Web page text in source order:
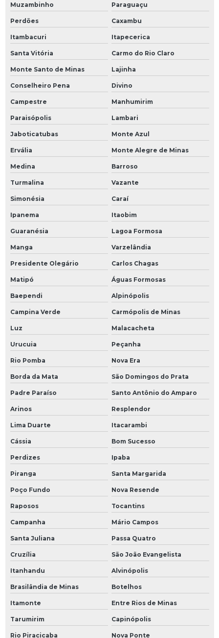
Muzambinho Paraguaçu
Perdões Caxambu
Itambacuri Itapecerica
Santa Vitória Carmo do Rio Claro
Monte Santo de Minas Lajinha
Conselheiro Pena Divino
Campestre Manhumirim
Paraisópolis Lambari
Jaboticatubas Monte Azul
Ervália Monte Alegre de Minas
Medina Barroso
Turmalina Vazante
Simonésia Caraí
Ipanema Itaobim
Guaranésia Lagoa Formosa
Manga Varzelândia
Presidente Olegário Carlos Chagas
Matipó Águas Formosas
Baependi Alpinópolis
Campina Verde Carmópolis de Minas
Luz Malacacheta
Urucuia Peçanha
Rio Pomba Nova Era
Borda da Mata São Domingos do Prata
Padre Paraíso Santo Antônio do Amparo
Arinos Resplendor
Lima Duarte Itacarambi
Cássia Bom Sucesso
Perdizes Ipaba
Piranga Santa Margarida
Poço Fundo Nova Resende
Raposos Tocantins
Campanha Mário Campos
Santa Juliana Passa Quatro
Cruzília São João Evangelista
Itanhandu Alvinópolis
Brasilândia de Minas Botelhos
Itamonte Entre Rios de Minas
Tarumirim Capinópolis
Rio Piracicaba Nova Ponte